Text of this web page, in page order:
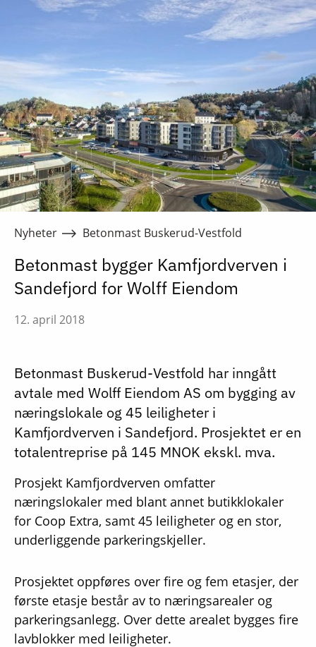
Nyheter Betonmast Buskerud-Vestfold
Betonmast bygger Kamfjordverven i
Sandefjord for Wolff Eiendom
12. april 2018
Betonmast Buskerud-Vestfold har inngått
avtale med Wolff Eiendom AS om bygging av
næringslokale og 45 leiligheter i
Kamfjordverven i Sandefjord. Prosjektet er en
totalentreprise på 145 MNOK ekskl. mva.
Prosjekt Kamfjordverven omfatter
næringslokaler med blant annet butikklokaler
for Coop Extra, samt 45 leiligheter og en stor,
underliggende parkeringskjeller.
Prosjektet oppføres over fire og fem etasjer, der
første etasje består av to næringsarealer og
parkeringsanlegg. Over dette arealet bygges fire
lavblokker med leiligheter.